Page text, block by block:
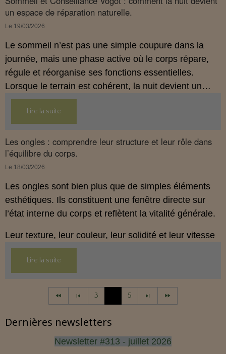
un espace de réparation naturelle.
Le 19/03/2026
Le sommeil n’est pas une simple coupure dans la
journée, mais une phase active où le corps répare,
régule et réorganise ses fonctions essentielles.
Lorsque le terrain est cohérent, la nuit devient un
véritable espace de restauration naturelle, au service
du bien-être global. Cet article montre comment
l’anamnèse et la synthèse par le logiciel
VOGOT(licence FREE, gratuite), permettent
d’ajuster l’hygiène de vie, en particulier alimentaire,
pour soutenir en profondeur le travail nocturne de
l’organisme.
Lire la suite
Les ongles : comprendre leur structure et leur rôle dans
l’équilibre du corps.
Le 18/03/2026
Les ongles sont bien plus que de simples éléments
esthétiques. Ils constituent une fenêtre directe sur
l’état interne du corps et reflètent la vitalité générale.
Leur texture, leur couleur, leur solidité et leur vitesse
de pousse fournissent des informations précieuses
sur l’alimentation, la circulation, l’hydratation et la
gestion du stress.
Les observer régulièrement permet d’agir en
l’organisme.
Lire la suite
3 5
Dernières newsletters
Newsletter #313 - juillet 2026